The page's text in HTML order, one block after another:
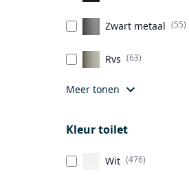
Zwart metaal (55)
Rvs (63)
Meer tonen
Kleur toilet
Wit (476)